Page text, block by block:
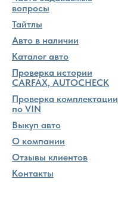
вопросы
Тайтлы
Авто в наличии
Каталог авто
Проверка истории
CARFAX, AUTOCHECK
Проверка комплектации
по VIN
Выкуп авто
О компании
Отзывы клиентов
Контакты